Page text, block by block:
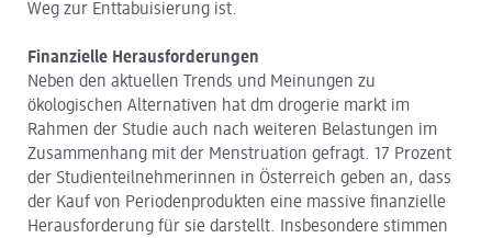
Weg zur Enttabuisierung ist.
Finanzielle Herausforderungen
Neben den aktuellen Trends und Meinungen zu
ökologischen Alternativen hat dm drogerie markt im
Rahmen der Studie auch nach weiteren Belastungen im
Zusammenhang mit der Menstruation gefragt. 17 Prozent
der Studienteilnehmerinnen in Österreich geben an, dass
der Kauf von Periodenprodukten eine massive finanzielle
Herausforderung für sie darstellt. Insbesondere stimmen